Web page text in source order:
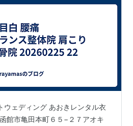
ウェディング あおきレンタル衣
館市亀田本町６５−２７アオキ